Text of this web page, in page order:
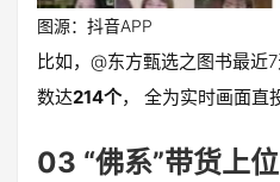
图源：抖音APP
比如，@东方甄选之图书最近
数达214个， 全为实时画面直
03 “佛系”带货上